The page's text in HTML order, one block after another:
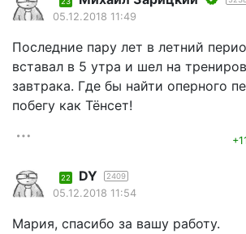
05.12.2018 11:49
Последние пару лет в летний
вставал в 5 утра и шел на
завтрака. Где бы найти оперного
побегу как Тёнсет!
22 DY 2409
05.12.2018 11:54
Мария, спасибо за вашу работу.